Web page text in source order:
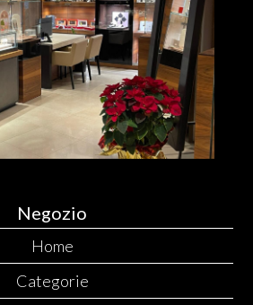
Negozio
Home
Categorie